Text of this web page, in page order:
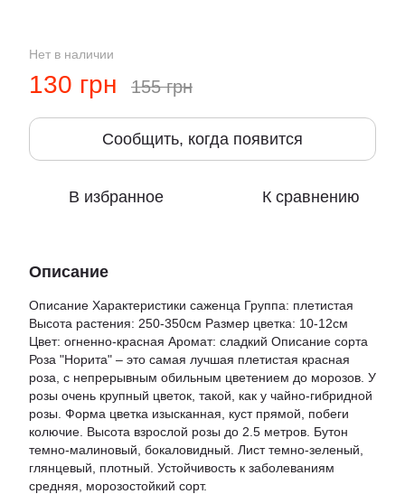
Нет в наличии
130 грн 155 грн
Сообщить, когда появится
В избранное К сравнению
Описание
Описание Характеристики саженца Группа: плетистая
Высота растения: 250-350см Размер цветка: 10-12см
Цвет: огненно-красная Аромат: сладкий Описание сорта
Роза "Норита" – это самая лучшая плетистая красная
роза, с непрерывным обильным цветением до морозов. У
розы очень крупный цветок, такой, как у чайно-гибридной
розы. Форма цветка изысканная, куст прямой, побеги
колючие. Высота взрослой розы до 2.5 метров. Бутон
темно-малиновый, бокаловидный. Лист темно-зеленый,
глянцевый, плотный. Устойчивость к заболеваниям
средняя, морозостойкий сорт.